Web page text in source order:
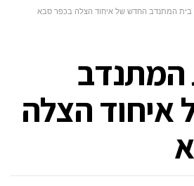
בית המתנדב החדש של איחוד הצלה בכפר סבא
המתנדב
הצלה